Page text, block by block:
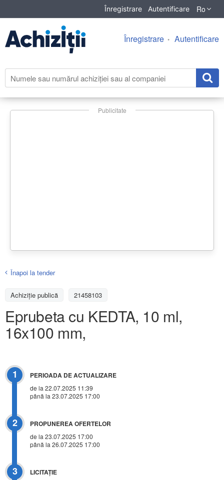
Înregistrare Autentificare Ro
Înregistrare Autentificare
Publicitate
Înapoi la tender
Achiziţie publică 21458103
Eprubeta cu KEDTA, 10 ml,
16x100 mm,
1 PERIOADA DE ACTUALIZARE
de la 22.07.2025 11:39
până la 23.07.2025 17:00
2 PROPUNEREA OFERTELOR
de la 23.07.2025 17:00
până la 26.07.2025 17:00
3 LICITAŢIE